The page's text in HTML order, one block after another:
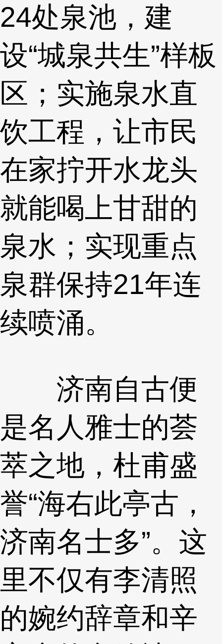
24处泉池，建
设“城泉共生”样板
区；实施泉水直
饮工程，让市民
在家拧开水龙头
就能喝上甘甜的
泉水；实现重点
泉群保持21年连
续喷涌。
济南自古便
是名人雅士的荟
萃之地，杜甫盛
誉“海右此亭古，
济南名士多”。这
里不仅有李清照
的婉约辞章和辛